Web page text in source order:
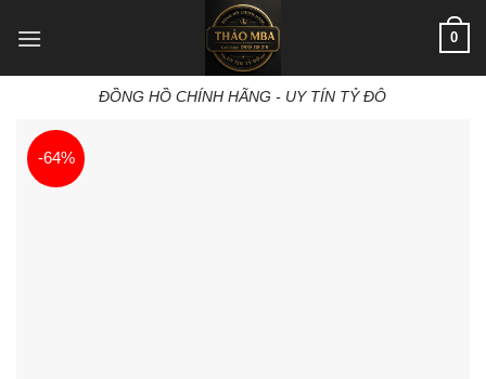
ĐỒNG HỒ CHÍNH HÃNG - UY TÍN TỶ ĐÔ
0
-64%